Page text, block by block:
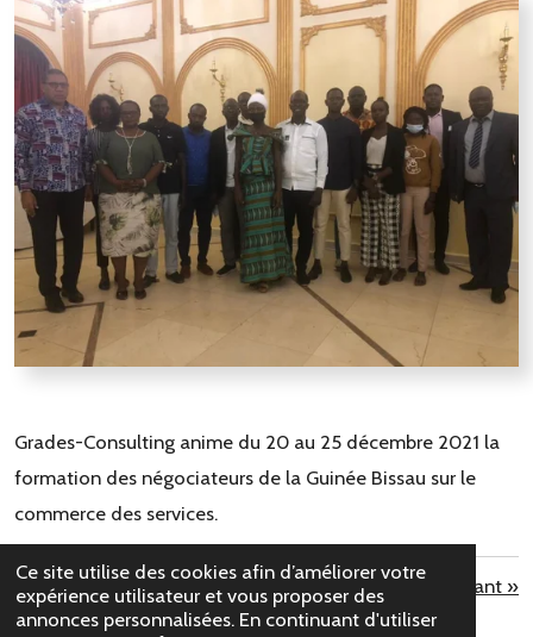
Ce site utilise des cookies afin d’améliorer votre
expérience utilisateur et vous proposer des
annonces personnalisées. En continuant d'utiliser
Grades-Consulting anime du 20 au 25 décembre 2021 la
formation des négociateurs de la Guinée Bissau sur le
commerce des services.
«Précédent Suivant »